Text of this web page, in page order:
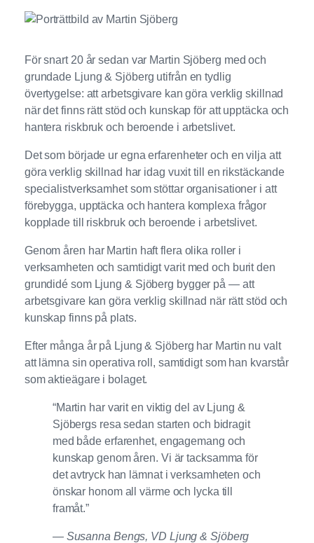
För snart 20 år sedan var Martin Sjöberg med och
grundade Ljung & Sjöberg utifrån en tydlig
övertygelse: att arbetsgivare kan göra verklig skillnad
när det finns rätt stöd och kunskap för att upptäcka och
hantera riskbruk och beroende i arbetslivet.
Det som började ur egna erfarenheter och en vilja att
göra verklig skillnad har idag vuxit till en rikstäckande
specialistverksamhet som stöttar organisationer i att
förebygga, upptäcka och hantera komplexa frågor
kopplade till riskbruk och beroende i arbetslivet.
Genom åren har Martin haft flera olika roller i
verksamheten och samtidigt varit med och burit den
grundidé som Ljung & Sjöberg bygger på — att
arbetsgivare kan göra verklig skillnad när rätt stöd och
kunskap finns på plats.
Efter många år på Ljung & Sjöberg har Martin nu valt
att lämna sin operativa roll, samtidigt som han kvarstår
som aktieägare i bolaget.
“Martin har varit en viktig del av Ljung &
Sjöbergs resa sedan starten och bidragit
med både erfarenhet, engagemang och
kunskap genom åren. Vi är tacksamma för
det avtryck han lämnat i verksamheten och
önskar honom all värme och lycka till
framåt.”
— Susanna Bengs, VD Ljung & Sjöberg